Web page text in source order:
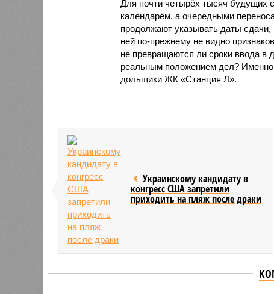
Для почти четырёх тысяч будущих
календарём, а очередными
продолжают указывать даты сдачи,
ней по-прежнему не видно
не превращаются ли сроки ввода в
реальным положением дел? Именно
дольщики ЖК «Станция Л».
Украинскому кандидату в
конгресс США запретили
приходить на пляж после драки